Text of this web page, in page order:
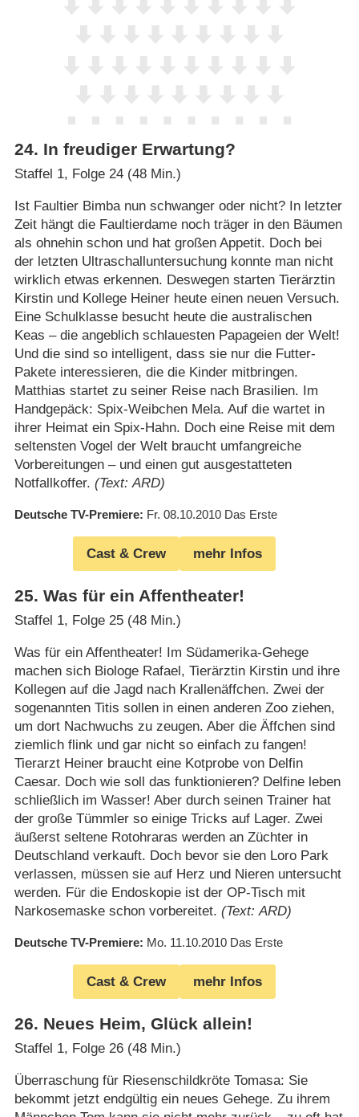
24. In freudiger Erwartung?
Staffel 1, Folge 24 (48 Min.)
Ist Faultier Bimba nun schwanger oder nicht? In letzter
Zeit hängt die Faultierdame noch träger in den Bäumen
als ohnehin schon und hat großen Appetit. Doch bei
der letzten Ultraschalluntersuchung konnte man nicht
wirklich etwas erkennen. Deswegen starten Tierärztin
Kirstin und Kollege Heiner heute einen neuen Versuch.
Eine Schulklasse besucht heute die australischen
Keas – die angeblich schlauesten Papageien der Welt!
Und die sind so intelligent, dass sie nur die Futter-
Pakete interessieren, die die Kinder mitbringen.
Matthias startet zu seiner Reise nach Brasilien. Im
Handgepäck: Spix-Weibchen Mela. Auf die wartet in
ihrer Heimat ein Spix-Hahn. Doch eine Reise mit dem
seltensten Vogel der Welt braucht umfangreiche
Vorbereitungen – und einen gut ausgestatteten
Notfallkoffer. (Text: ARD)
Deutsche TV-Premiere Fr. 08.10.2010 Das Erste
Cast & Crew mehr Infos
25. Was für ein Affentheater!
Staffel 1, Folge 25 (48 Min.)
Was für ein Affentheater! Im Südamerika-Gehege
machen sich Biologe Rafael, Tierärztin Kirstin und ihre
Kollegen auf die Jagd nach Krallenäffchen. Zwei der
sogenannten Titis sollen in einen anderen Zoo ziehen,
um dort Nachwuchs zu zeugen. Aber die Äffchen sind
ziemlich flink und gar nicht so einfach zu fangen!
Tierarzt Heiner braucht eine Kotprobe von Delfin
Caesar. Doch wie soll das funktionieren? Delfine leben
schließlich im Wasser! Aber durch seinen Trainer hat
der große Tümmler so einige Tricks auf Lager. Zwei
äußerst seltene Rotohraras werden an Züchter in
Deutschland verkauft. Doch bevor sie den Loro Park
verlassen, müssen sie auf Herz und Nieren untersucht
werden. Für die Endoskopie ist der OP-Tisch mit
Narkosemaske schon vorbereitet. (Text: ARD)
Deutsche TV-Premiere Mo. 11.10.2010 Das Erste
Cast & Crew mehr Infos
26. Neues Heim, Glück allein!
Staffel 1, Folge 26 (48 Min.)
Überraschung für Riesenschildkröte Tomasa: Sie
bekommt jetzt endgültig ein neues Gehege. Zu ihrem